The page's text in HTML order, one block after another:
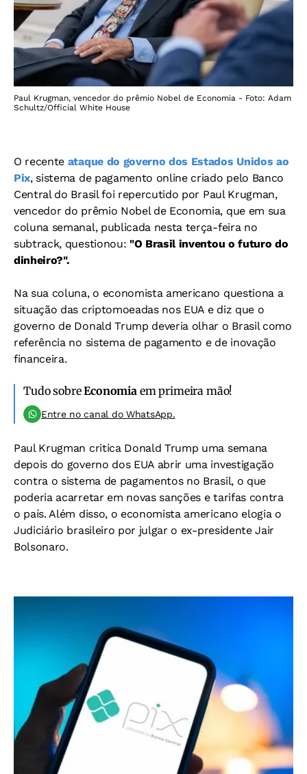
Paul Krugman, vencedor do prêmio Nobel de Economia - Foto: Adam
Schultz/Official White House
O recente ataque do governo dos Estados Unidos ao
Pix, sistema de pagamento online criado pelo Banco
Central do Brasil foi repercutido por Paul Krugman,
vencedor do prêmio Nobel de Economia, que em sua
coluna semanal, publicada nesta terça-feira no
subtrack, questionou: "O Brasil inventou o futuro do
dinheiro?".
Na sua coluna, o economista americano questiona a
situação das criptomoeadas nos EUA e diz que o
governo de Donald Trump deveria olhar o Brasil como
referência no sistema de pagamento e de inovação
financeira.
Tudo sobreEconomiaem primeira mão!
Entre no canal do WhatsApp.
Paul Krugman critica Donald Trump uma semana
depois do governo dos EUA abrir uma investigação
contra o sistema de pagamentos no Brasil, o que
poderia acarretar em novas sanções e tarifas contra
o país. Além disso, o economista americano elogia o
Judiciário brasileiro por julgar o ex-presidente Jair
Bolsonaro.